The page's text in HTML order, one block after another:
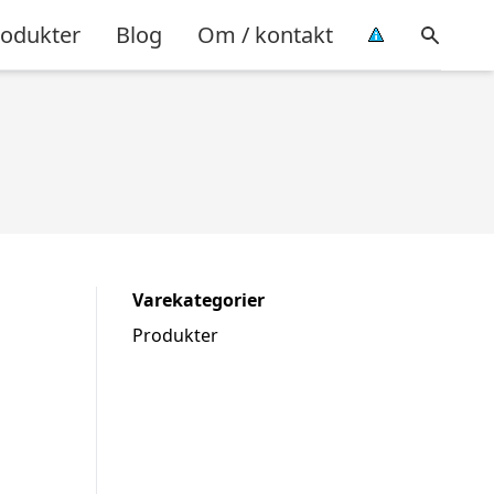
Blog Om / kontakt
Varekategorier
Produkter